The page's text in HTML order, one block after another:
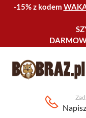
-15% z kodem